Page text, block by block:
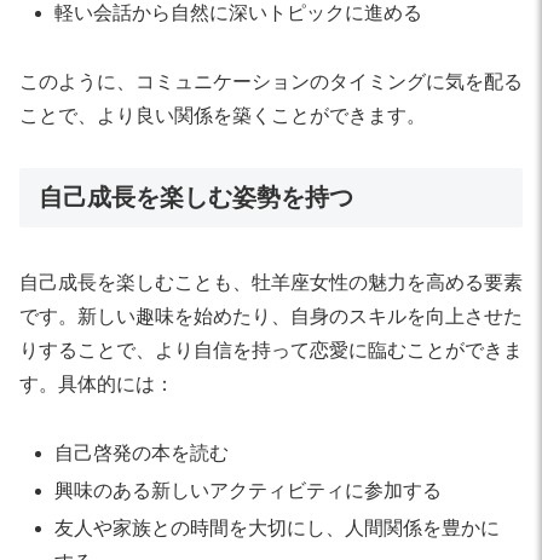
軽い会話から自然に深いトピックに進める
このように、コミュニケーションのタイミングに気を配る
ことで、より良い関係を築くことができます。
自己成長を楽しむ姿勢を持つ
自己成長を楽しむことも、牡羊座女性の魅力を高める要素
です。新しい趣味を始めたり、自身のスキルを向上させた
りすることで、より自信を持って恋愛に臨むことができま
す。具体的には：
自己啓発の本を読む
興味のある新しいアクティビティに参加する
友人や家族との時間を大切にし、人間関係を豊かに